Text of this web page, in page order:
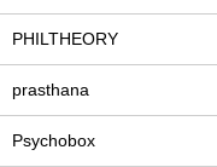
PHILTHEORY
prasthana
Psychobox